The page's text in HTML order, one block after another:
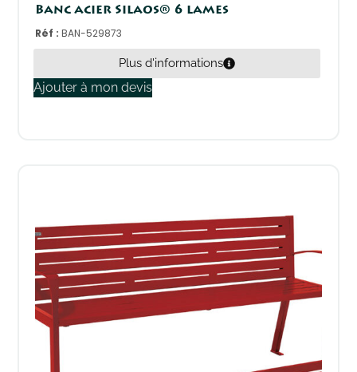
Banc acier Silaos® 6 lames
Réf :BAN-529873
Plus d'informations
Ajouter à mon devis